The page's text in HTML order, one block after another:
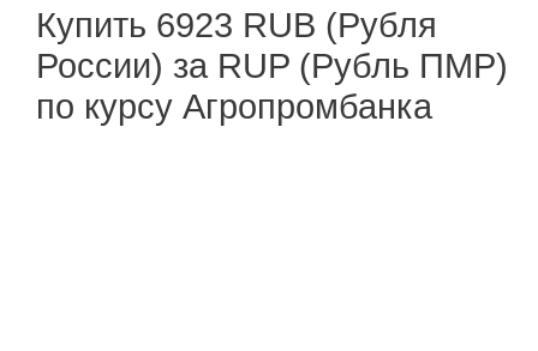
Купить 6923 RUB (Рубля
России) за RUP (Рубль ПМР)
по курсу Агропромбанка